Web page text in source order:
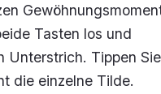
Tasten los und
Unterstrich. Tippen Sie
die einzelne Tilde.